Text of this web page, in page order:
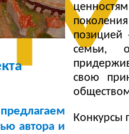
автора и
позицией
семьи,
свою
Конкурсы